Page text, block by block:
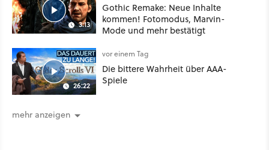
3:13
Gothic Remake: Neue Inhalte
kommen! Fotomodus, Marvin-
Mode und mehr bestätigt
26:22
vor einem Tag
Die bittere Wahrheit über AAA-
Spiele
mehr anzeigen